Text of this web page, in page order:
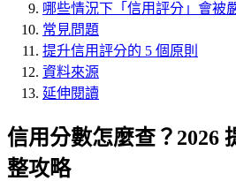
哪些情況下「信用評分」會被
常見問題
提升信用評分的 5 個原則
資料來源
延伸閱讀
信用分數怎麼查？2026
整攻略